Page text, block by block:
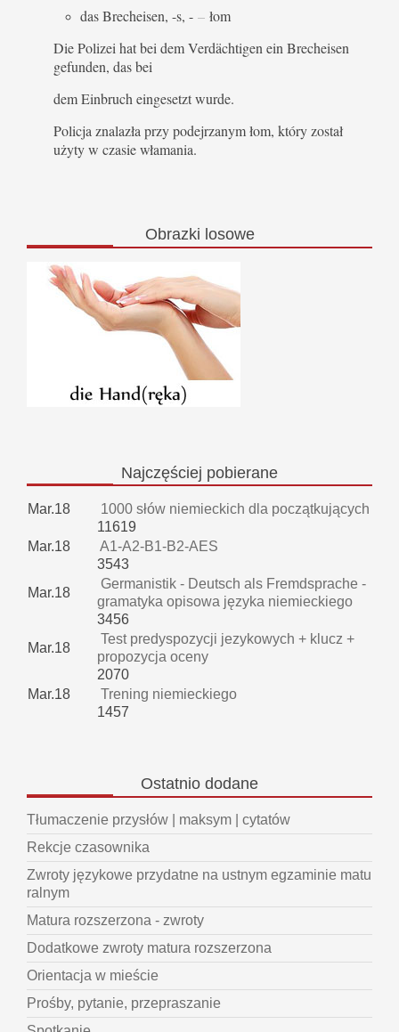
das Brecheisen, -s, - – łom
Die Polizei hat bei dem Verdächtigen ein Brecheisen
gefunden, das bei
dem Einbruch eingesetzt wurde.
Policja znalazła przy podejrzanym łom, który został
użyty w czasie włamania.
Obrazki losowe
Najczęściej pobierane
Mar.18
1000 słów niemieckich dla początkujących
11619
Mar.18
A1-A2-B1-B2-AES
3543
Mar.18
Germanistik - Deutsch als Fremdsprache -
gramatyka opisowa języka niemieckiego
3456
Mar.18
Test predyspozycji jezykowych + klucz +
propozycja oceny
2070
Mar.18
Trening niemieckiego
1457
Ostatnio dodane
Tłumaczenie przysłów | maksym | cytatów
Rekcje czasownika
Zwroty językowe przydatne na ustnym egzaminie matu
ralnym
Matura rozszerzona - zwroty
Dodatkowe zwroty matura rozszerzona
Orientacja w mieście
Prośby, pytanie, przepraszanie